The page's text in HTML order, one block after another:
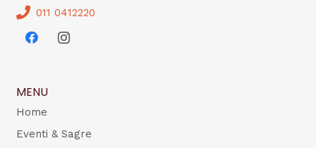
011 0412220
MENU
Home
Eventi & Sagre